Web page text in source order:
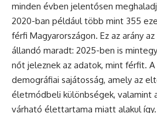
minden évben jelentősen
2020-ban például több mint 355
férfi Magyarországon. Ez az arány
állandó maradt: 2025-ben is
nőt jeleznek az adatok, mint férfit.
demográfiai sajátosság, amely az
életmódbeli különbségek, valamint
várható élettartama miatt alakul így.